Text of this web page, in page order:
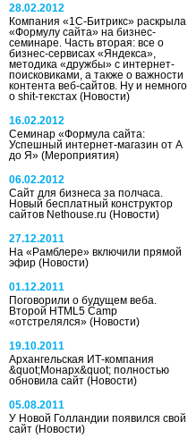
28.02.2012
Компания «1С-Битрикс» раскрыла
«Формулу сайта» на бизнес-
семинаре. Часть вторая: все о
бизнес-сервисах «Яндекса»,
методика «дружбы» с интернет-
поисковиками, а также о важности
контента веб-сайтов. Ну и немного
о shit-текстах (Новости)
16.02.2012
Семинар «Формула сайта:
Успешный интернет-магазин от А
до Я» (Мероприятия)
06.02.2012
Сайт для бизнеса за полчаса.
Новый бесплатный конструктор
сайтов Nethouse.ru (Новости)
27.12.2011
На «Рамблере» включили прямой
эфир (Новости)
01.12.2011
Поговорили о будущем веба.
Второй HTML5 Camp
«отстрелялся» (Новости)
19.10.2011
Архангельская ИТ-компания
&quot;Монарх&quot; полностью
обновила сайт (Новости)
05.08.2011
У Новой Голландии появился свой
сайт (Новости)